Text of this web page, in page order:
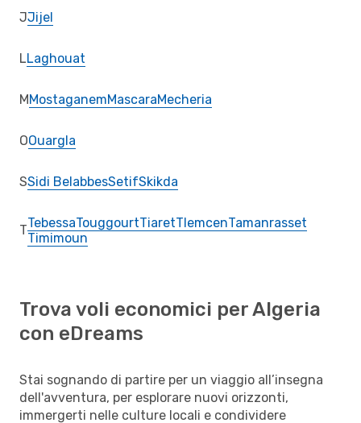
JJijel
LLaghouat
MMostaganemMascaraMecheria
OOuargla
SSidi BelabbesSetifSkikda
TTebessaTouggourtTiaretTlemcenTamanrasset
Timimoun
Trova voli economici per Algeria
con eDreams
Stai sognando di partire per un viaggio all’insegna
dell'avventura, per esplorare nuovi orizzonti,
immergerti nelle culture locali e condividere